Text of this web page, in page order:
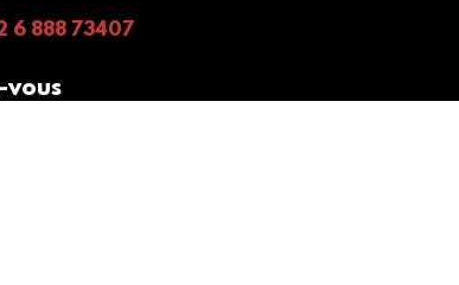
6 888 73407
vous